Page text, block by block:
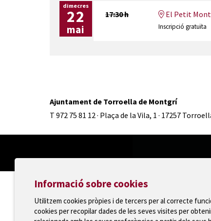
dimecres
22
mai
17:30 h El Petit
Inscripció gratuïta
Ajuntament de Torroella de Montgrí
T 972 75 81 12 · Plaça de la Vila, 1 · 17257
Informació sobre cookies
Utilitzem cookies pròpies i de tercers per al correcte
cookies per recopilar dades de les seves visites per